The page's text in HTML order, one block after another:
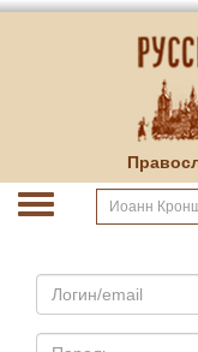
Email
Пароль